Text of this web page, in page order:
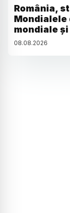
România,
Mondialele
mondiale
08.08.2026